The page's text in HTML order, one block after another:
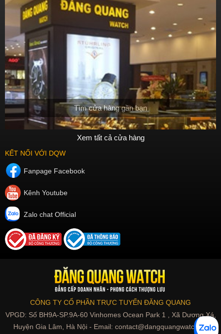
Tìm cửa hàng gần bạn
Xem tất cả cửa hàng
KẾT NỐI VỚI DQW
Fanpage Facebook
Kênh Youtube
Zalo chat Official
CÔNG TY CỔ PHẦN TRỰC TUYẾN ĐĂNG QUANG
VPGD: Số BH9A-SP.9A-60 Vinhomes Ocean Park 1 , Xã Dương Xá,
Huyện Gia Lâm, Hà Nội - Email: contact@dangquangwatch.vn